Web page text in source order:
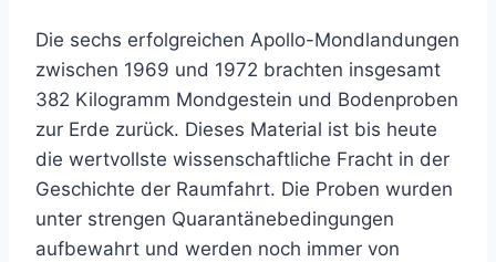
Die sechs erfolgreichen Apollo-Mondlandungen
zwischen 1969 und 1972 brachten insgesamt
382 Kilogramm Mondgestein und Bodenproben
zur Erde zurück. Dieses Material ist bis heute
die wertvollste wissenschaftliche Fracht in der
Geschichte der Raumfahrt. Die Proben wurden
unter strengen Quarantänebedingungen
aufbewahrt und werden noch immer von